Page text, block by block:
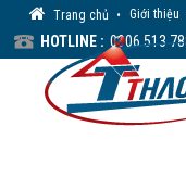
Trang chủ • Giới thiệu
HOTLINE : 0906 513